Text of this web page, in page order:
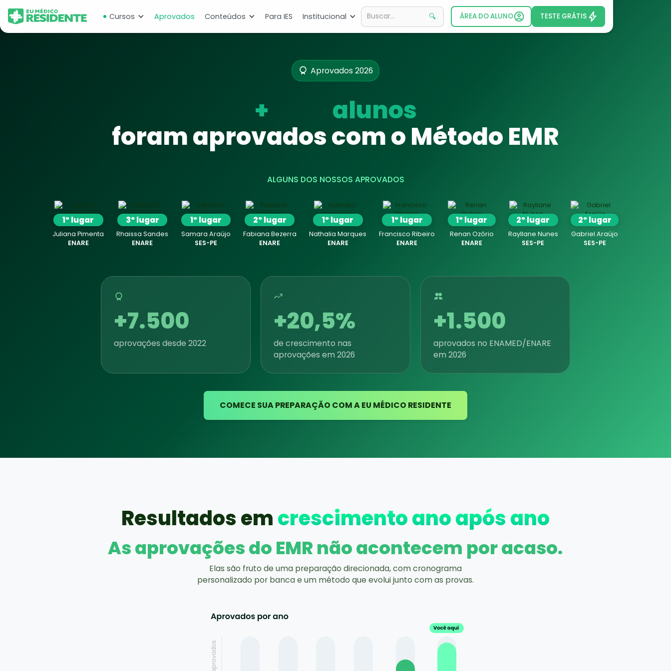
Cursos Aprovados Conteúdos Para IES Institucional ÁREA DO ALUNO TESTE GRÁTIS
Aprovados 2026
+ alunos
foram aprovados com o Método EMR
ALGUNS DOS NOSSOS APROVADOS
1º lugar
Juliana Pimenta
ENARE
3º lugar
Rhaissa Sandes
ENARE
1º lugar
Samara Araújo
SES-PE
2º lugar
Fabiana Bezerra
ENARE
1º lugar
Nathalia Marques
ENARE
1º lugar
Francisco Ribeiro
ENARE
1º lugar
Renan Ozório
ENARE
2º lugar
Rayllane Nunes
SES-PE
2º lugar
Gabriel Araújo
SES-PE
+7.500
aprovações desde 2022
+20,5%
de crescimento nas
aprovações em 2026
+1.500
aprovados no ENAMED/ENARE
em 2026
COMECE SUA PREPARAÇÃO COM A EU MÉDICO RESIDENTE
Resultados em crescimento ano após ano
As aprovações do EMR não acontecem por acaso.
Elas são fruto de uma preparação direcionada, com cronograma
personalizado por banca e um método que evolui junto com as provas.